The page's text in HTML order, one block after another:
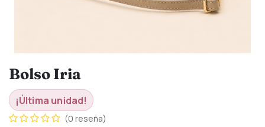
Bolso Iria
¡Última unidad!
(0 reseña)